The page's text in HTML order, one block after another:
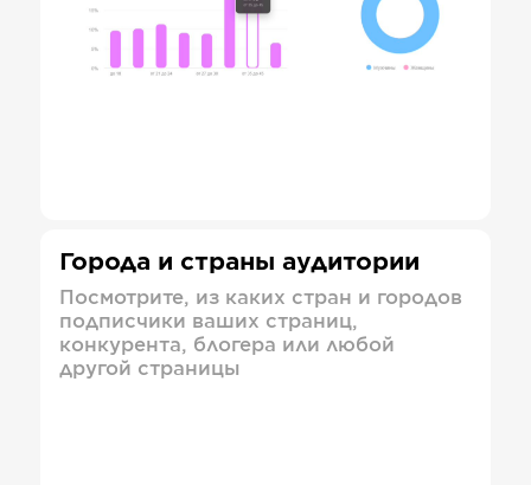
Города и страны аудитории
Посмотрите, из каких стран и городов
подписчики ваших страниц,
конкурента, блогера или любой
другой страницы